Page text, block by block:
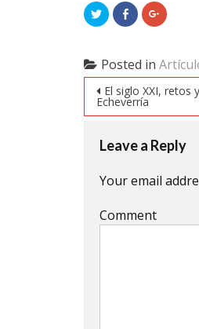
Click
to
share
(Opens
in
new
window)
Click
to
share
(Opens
in
new
window)
Click
to
(Opens
in
new
window)
Posted in
Post
El siglo XXI, retos
Echeverría
Leave a Reply
Your email
Comment